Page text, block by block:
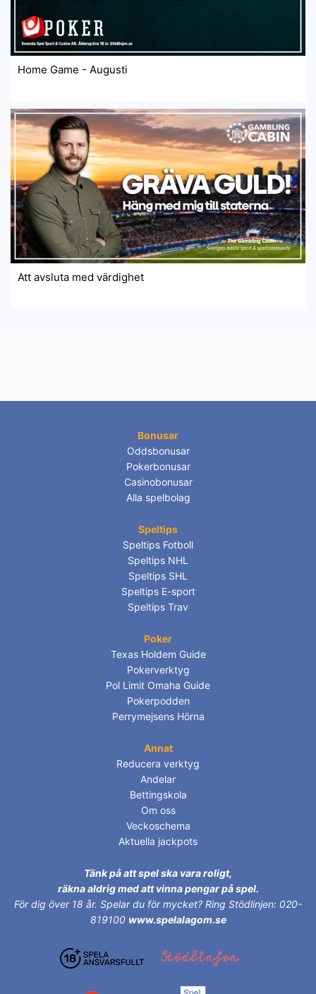
Home Game - Augusti
Att avsluta med värdighet
Bonusar
Oddsbonusar
Pokerbonusar
Casinobonusar
Alla spelbolag
Speltips
Speltips Fotboll
Speltips NHL
Speltips SHL
Speltips E-sport
Speltips Trav
Poker
Texas Holdem Guide
Pokerverktyg
Pol Limit Omaha Guide
Pokerpodden
Perrymejsens Hörna
Annat
Reducera verktyg
Andelar
Bettingskola
Om oss
Veckoschema
Aktuella jackpots
Tänk på att spel ska vara roligt,
räkna aldrig med att vinna pengar på spel.
För dig över 18 år. Spelar du för mycket? Ring Stödlinjen: 020-
819100 www.spelalagom.se